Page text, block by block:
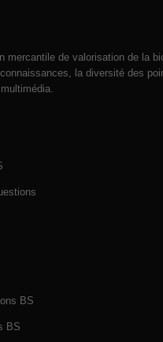
mercantile de valorisation de la
la diversité des
BS
BS